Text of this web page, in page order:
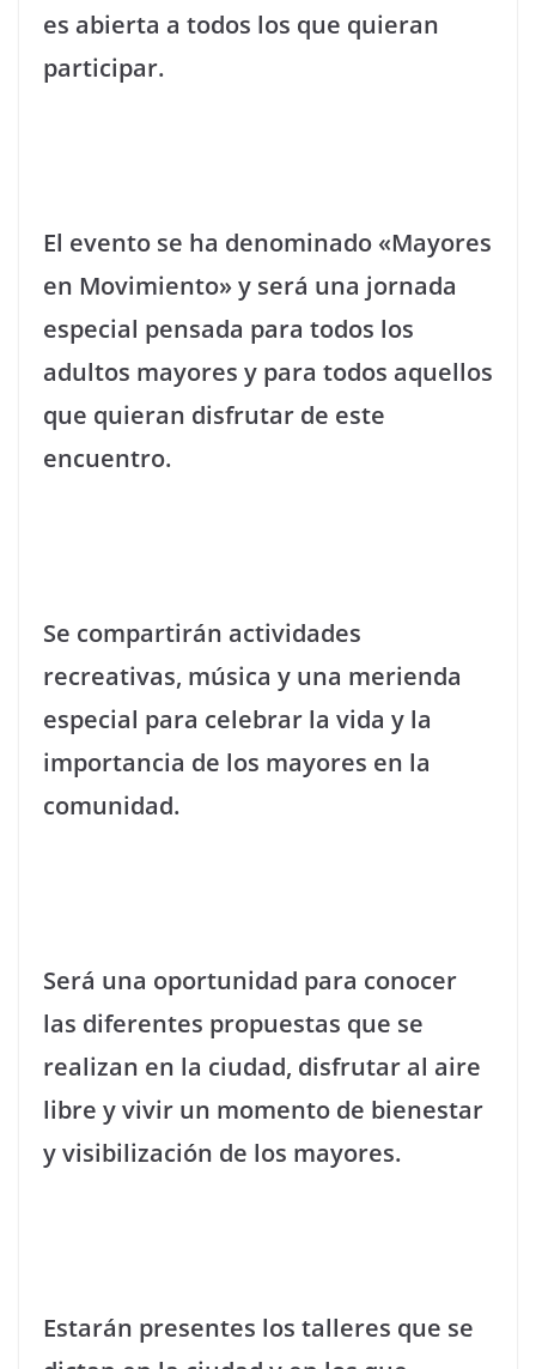
es abierta a todos los que quieran
participar.
El evento se ha denominado «Mayores
en Movimiento» y será una jornada
especial pensada para todos los
adultos mayores y para todos aquellos
que quieran disfrutar de este
encuentro.
Se compartirán actividades
recreativas, música y una merienda
especial para celebrar la vida y la
importancia de los mayores en la
comunidad.
Será una oportunidad para conocer
las diferentes propuestas que se
realizan en la ciudad, disfrutar al aire
libre y vivir un momento de bienestar
y visibilización de los mayores.
Estarán presentes los talleres que se